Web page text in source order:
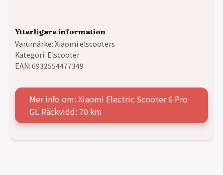
Ytterligare information
Varumärke: Xiaomi elscooters
Kategori: Elscooter
EAN: 6932554477349
Mer info om: Xiaomi Electric Scooter 6 Pro
GL Räckvidd: 70 km